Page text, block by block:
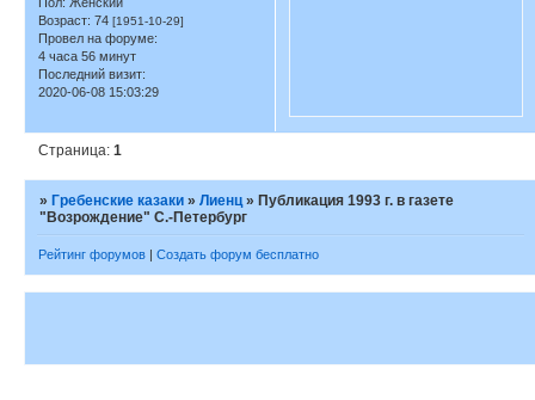
Возраст: 74 [1951-10-29]
Провел на форуме:
4 часа 56 минут
Последний визит:
2020-06-08 15:03:29
Страница:1
»Гребенские казаки »Лиенц »Публикация 1993 г. в газете
"Возрождение" С.-Петербург
Рейтинг форумов Создать форум бесплатно